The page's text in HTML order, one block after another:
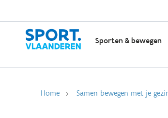
Sporten & bewegen
Home Samen bewegen met je